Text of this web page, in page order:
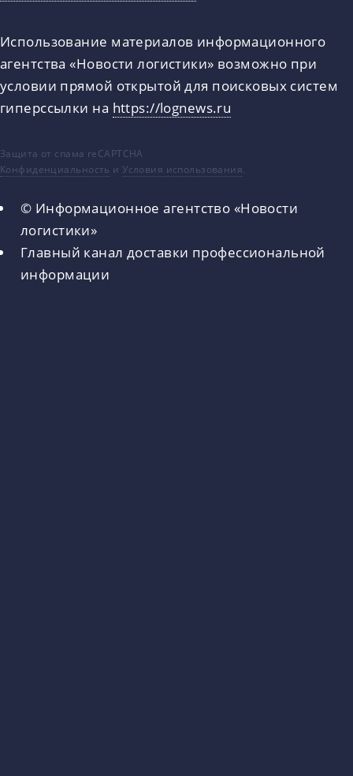
Использование материалов информационного
агентства «Новости логистики» возможно при
условии прямой открытой для поисковых систем
гиперссылки на https://lognews.ru
Защита от спама reCAPTCHA
Конфиденциальность иУсловия использования.
© Информационное агентство «Новости
логистики»
Главный канал доставки профессиональной
информации